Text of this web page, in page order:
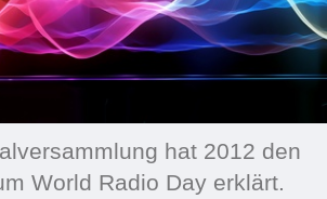
hat 2012 den
World Radio Day erklärt.